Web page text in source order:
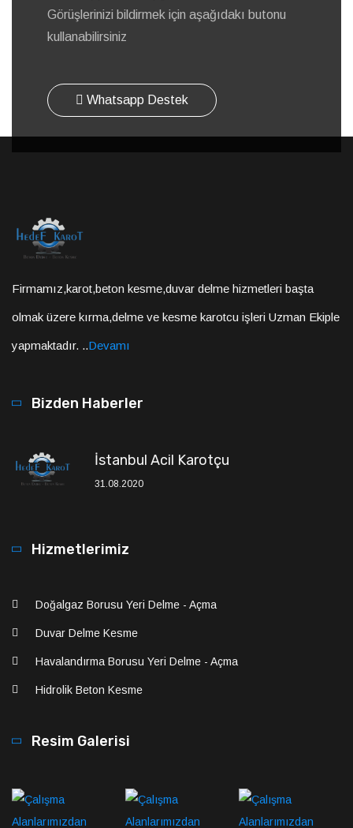
Görüşlerinizi bildirmek için aşağıdakı butonu
kullanabilirsiniz
Whatsapp Destek
Firmamız,karot,beton kesme,duvar delme hizmetleri başta
olmak üzere kırma,delme ve kesme karotcu işleri Uzman Ekiple
yapmaktadır. ..Devamı
Bizden Haberler
İstanbul Acil Karotçu
31.08.2020
Hizmetlerimiz
Doğalgaz Borusu Yeri Delme - Açma
Duvar Delme Kesme
Havalandırma Borusu Yeri Delme - Açma
Hidrolik Beton Kesme
Resim Galerisi